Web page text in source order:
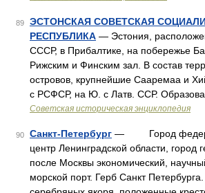
89
ЭСТОНСКАЯ СОВЕТСКАЯ
РЕСПУБЛИКА — Эстония,
СССР, в Прибалтике, на побережье
Рижским и Финским зал. В состав
островов, крупнейшие Сааремаа и
с РСФСР, на Ю. с Латв. ССР.
Советская историческая энциклопедия
90 Санкт-Петербург — Город
центр Ленинградской области, город
после Москвы экономический,
морской порт. Герб Санкт